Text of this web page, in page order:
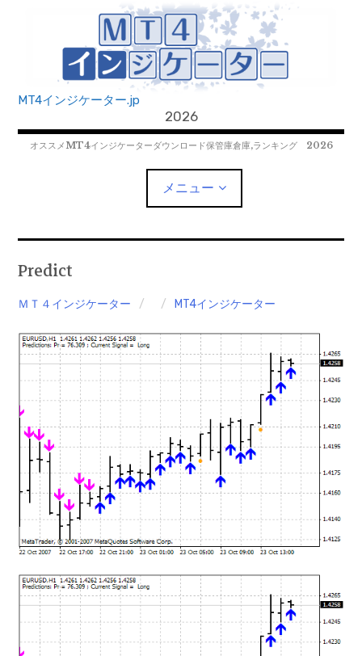
MT4インジケーター.jp
2026
オススメMT4インジケーターダウンロード保管庫倉庫,ランキング 2026
メニュー
MT4EAﾀﾞｳﾝﾛｰﾄﾞ
MT5EAﾀﾞｳﾝﾛｰﾄﾞ
MT5インジケーター
mqファイルをexファイルにする方法
Predict
ＭＴ４インジケーター MT4インジケーター